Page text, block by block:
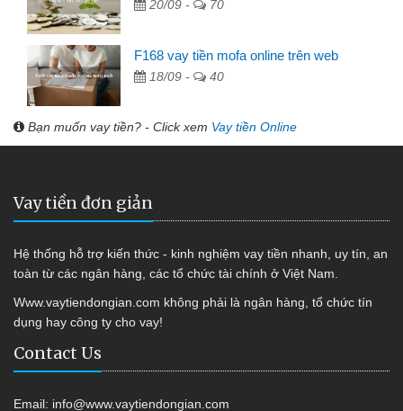
20/09 - 70
F168 vay tiền mofa online trên web
18/09 - 40
Bạn muốn vay tiền? - Click xem Vay tiền Online
Vay tiền đơn giản
Hệ thống hỗ trợ kiến thức - kinh nghiệm vay tiền nhanh, uy tín, an
toàn từ các ngân hàng, các tổ chức tài chính ở Việt Nam.
Www.vaytiendongian.com không phải là ngân hàng, tổ chức tín
dụng hay công ty cho vay!
Contact Us
Email: info@www.vaytiendongian.com